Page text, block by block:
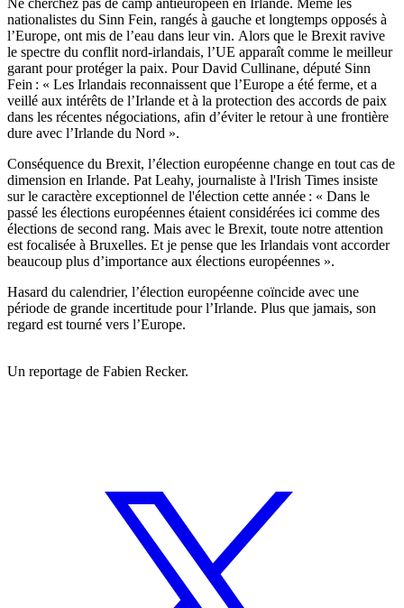
nationalistes du Sinn Fein, rangés à gauche et longtemps opposés à
l’Europe, ont mis de l’eau dans leur vin. Alors que le Brexit ravive
le spectre du conflit nord-irlandais, l’UE apparaît comme le meilleur
garant pour protéger la paix. Pour David Cullinane, député Sinn
Fein : « Les Irlandais reconnaissent que l’Europe a été ferme, et a
veillé aux intérêts de l’Irlande et à la protection des accords de paix
dans les récentes négociations, afin d’éviter le retour à une frontière
dure avec l’Irlande du Nord ».
Conséquence du Brexit, l’élection européenne change en tout cas de
dimension en Irlande. Pat Leahy, journaliste à l'Irish Times insiste
sur le caractère exceptionnel de l'élection cette année : « Dans le
passé les élections européennes étaient considérées ici comme des
élections de second rang. Mais avec le Brexit, toute notre attention
est focalisée à Bruxelles. Et je pense que les Irlandais vont accorder
beaucoup plus d’importance aux élections européennes ».
Hasard du calendrier, l’élection européenne coïncide avec une
période de grande incertitude pour l’Irlande. Plus que jamais, son
regard est tourné vers l’Europe.
Un reportage de Fabien Recker.